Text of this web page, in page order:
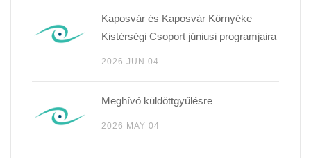
Kaposvár és Kaposvár Környéke
Kistérségi Csoport júniusi programjaira
2026 JUN 04
Meghívó küldöttgyűlésre
2026 MAY 04